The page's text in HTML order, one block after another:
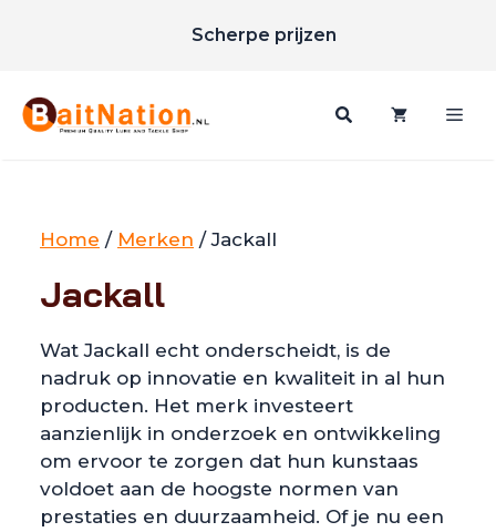
inhoud
Scherpe prijzen
Home / Merken / Jackall
Jackall
Wat Jackall echt onderscheidt, is de
nadruk op innovatie en kwaliteit in al hun
producten. Het merk investeert
aanzienlijk in onderzoek en ontwikkeling
om ervoor te zorgen dat hun kunstaas
voldoet aan de hoogste normen van
prestaties en duurzaamheid. Of je nu een